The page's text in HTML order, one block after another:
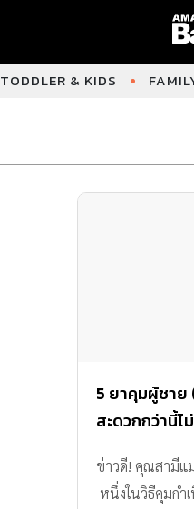
TODDLER & KIDS
5 ยาคุมผู้ชาย
สะดวกกว่านี้ไ
ข่าวดี! คุณสามีแ
หนึ่งในวิธีคุมกำ